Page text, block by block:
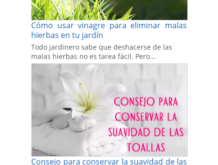
Cómo usar vinagre para eliminar malas
hierbas en tu jardín
Todo jardinero sabe que deshacerse de las
malas hierbas no es tarea fácil. Pero...
Consejo para conservar la suavidad de las